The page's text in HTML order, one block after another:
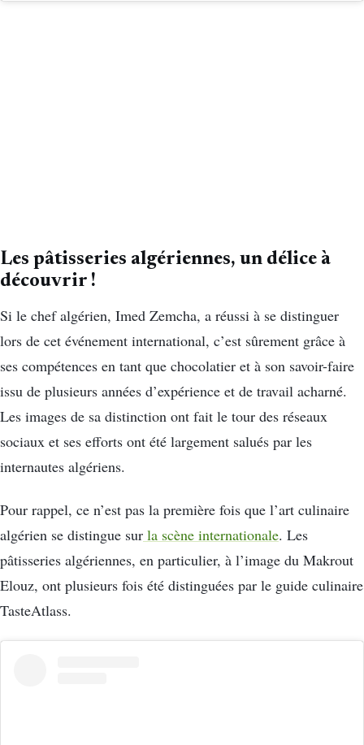
Les pâtisseries algériennes, un délice à
découvrir !
Si le chef algérien, Imed Zemcha, a réussi à se distinguer
lors de cet événement international, c’est sûrement grâce à
ses compétences en tant que chocolatier et à son savoir-faire
issu de plusieurs années d’expérience et de travail acharné.
Les images de sa distinction ont fait le tour des réseaux
sociaux et ses efforts ont été largement salués par les
internautes algériens.
Pour rappel, ce n’est pas la première fois que l’art culinaire
algérien se distingue sur la scène internationale. Les
pâtisseries algériennes, en particulier, à l’image du Makrout
Elouz, ont plusieurs fois été distinguées par le guide culinaire
TasteAtlass.